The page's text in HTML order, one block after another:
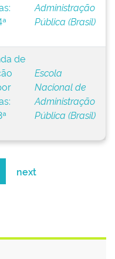
Administração
Pública (Brasil)
de
Escola
Nacional de
Administração
Pública (Brasil)
next